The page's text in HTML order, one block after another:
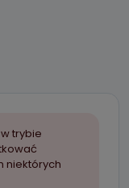
trybie
niektórych